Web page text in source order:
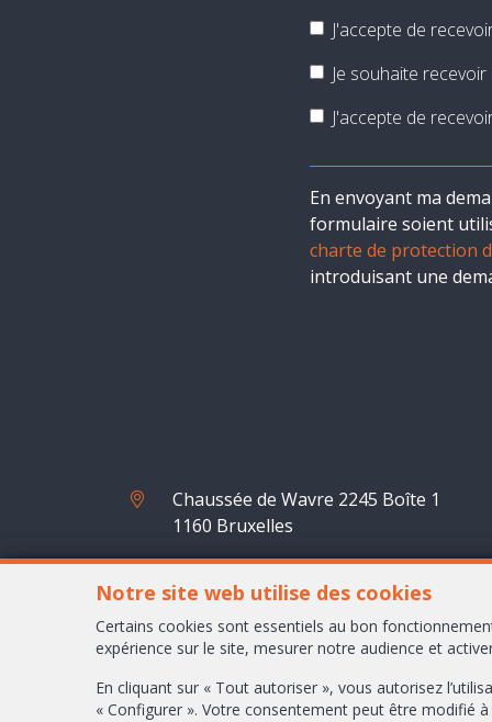
J'accepte de
Je souhaite
J'accepte de
En envoyant ma
formulaire soient
charte de protection
introduisant une
Notre site web utilise des cookies
Certains cookies sont essentiels au bon
expérience sur le site, mesurer notre audience et
En cliquant sur « Tout autoriser », vous autorisez
« Configurer ». Votre consentement peut être modifié
Chaussée de Wavre 2245 Boîte 1
1160 Bruxelles
+32-2/658.24.52